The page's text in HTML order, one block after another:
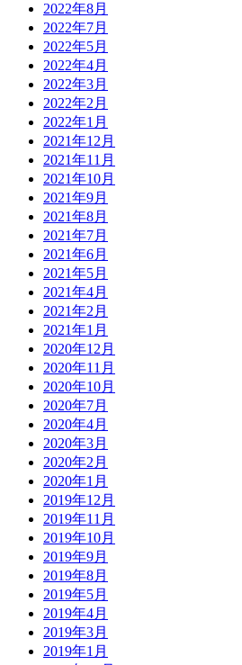
2022年8月
2022年7月
2022年5月
2022年4月
2022年3月
2022年2月
2022年1月
2021年12月
2021年11月
2021年10月
2021年9月
2021年8月
2021年7月
2021年6月
2021年5月
2021年4月
2021年2月
2021年1月
2020年12月
2020年11月
2020年10月
2020年7月
2020年4月
2020年3月
2020年2月
2020年1月
2019年12月
2019年11月
2019年10月
2019年9月
2019年8月
2019年5月
2019年4月
2019年3月
2019年1月